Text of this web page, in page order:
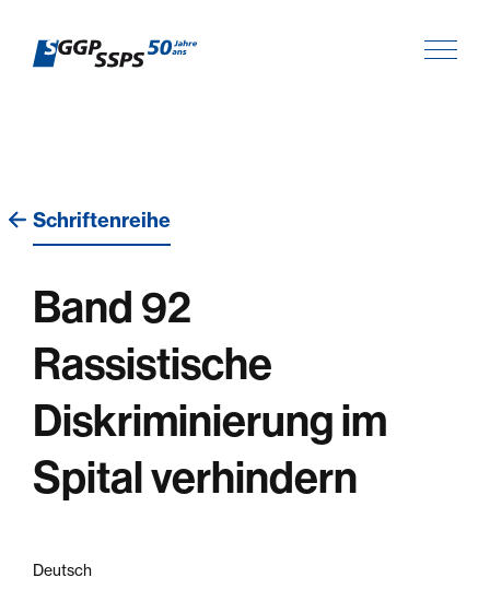
Schriftenreihe
Band 92
Rassistische
Diskriminierung im
Spital verhindern
Deutsch